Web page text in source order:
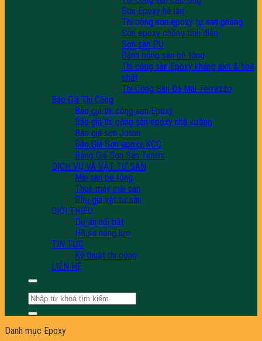
Sơn Epoxy hệ lăn
Thi công sơn epoxy tự san phẳng
Sơn epoxy chống tĩnh điện
Sơn sàn PU
Đánh bóng sàn bê tông
Thi công sàn Epoxy kháng axit & hoá
chất
Thi Công Sàn Đá Mài Terrazzo
Báo Giá Thi Công
Báo giá thi công sơn Epoxy
Báo giá thi công sàn epoxy nhà xưởng
Báo giá sơn Joton
Báo Giá Sơn epoxy KCC
Bảng Giá Sơn Sân Tennis
DỊCH VỤ VÀ VẬT TƯ SÀN
Mài sàn bê tông
Thuê máy mài sàn
Phụ gia vật tư sàn
GIỚI THIỆU
Dự án nổi bật
Hồ sơ năng lực
TIN TỨC
Kỹ thuật thi công
LIÊN HỆ
Tìm
kiếm:
Danh mục Epoxy